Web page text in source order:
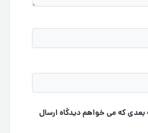
بعدی که می خواهم دیدگاه ارسال